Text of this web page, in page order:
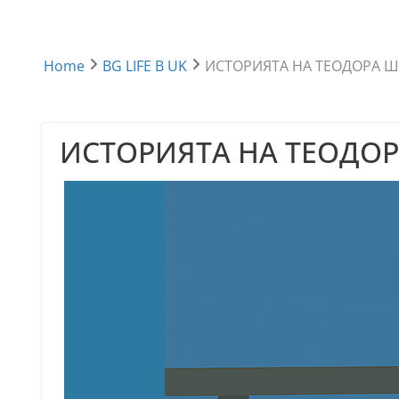
Home BG LIFE В UK ИСТОРИЯТА НА ТЕОДОРА
ИСТОРИЯТА НА